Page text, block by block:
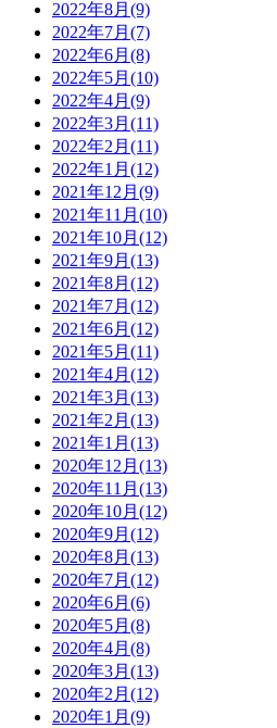
2022年8月(9)
2022年7月(7)
2022年6月(8)
2022年5月(10)
2022年4月(9)
2022年3月(11)
2022年2月(11)
2022年1月(12)
2021年12月(9)
2021年11月(10)
2021年10月(12)
2021年9月(13)
2021年8月(12)
2021年7月(12)
2021年6月(12)
2021年5月(11)
2021年4月(12)
2021年3月(13)
2021年2月(13)
2021年1月(13)
2020年12月(13)
2020年11月(13)
2020年10月(12)
2020年9月(12)
2020年8月(13)
2020年7月(12)
2020年6月(6)
2020年5月(8)
2020年4月(8)
2020年3月(13)
2020年2月(12)
2020年1月(9)